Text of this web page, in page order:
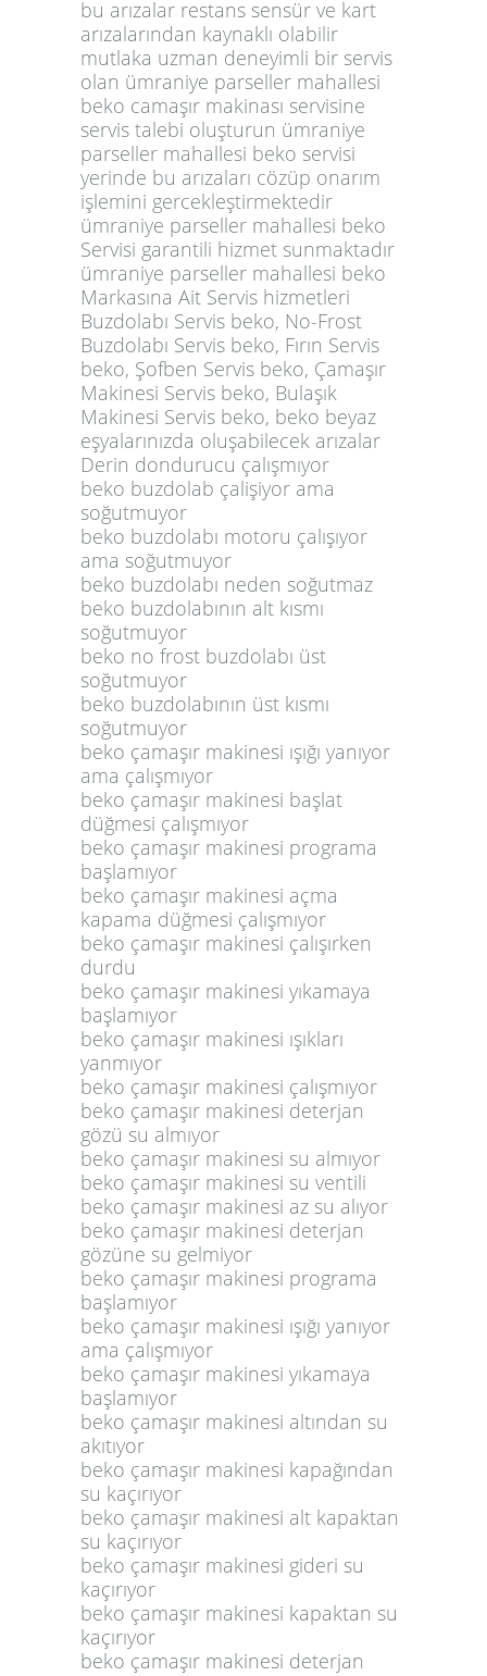
bu arızalar restans sensür ve kart
arızalarından kaynaklı olabilir
mutlaka uzman deneyimli bir servis
olan ümraniye parseller mahallesi
beko camaşır makinası servisine
servis talebi oluşturun ümraniye
parseller mahallesi beko servisi
yerinde bu arızaları cözüp onarım
işlemini gercekleştirmektedir
ümraniye parseller mahallesi beko
Servisi garantili hizmet sunmaktadır
ümraniye parseller mahallesi beko
Markasına Ait Servis hizmetleri
Buzdolabı Servis beko, No-Frost
Buzdolabı Servis beko, Fırın Servis
beko, Şofben Servis beko, Çamaşır
Makinesi Servis beko, Bulaşık
Makinesi Servis beko, beko beyaz
eşyalarınızda oluşabilecek arızalar
Derin dondurucu çalışmıyor
beko buzdolab çalişiyor ama
soğutmuyor
beko buzdolabı motoru çalışıyor
ama soğutmuyor
beko buzdolabı neden soğutmaz
beko buzdolabının alt kısmı
soğutmuyor
beko no frost buzdolabı üst
soğutmuyor
beko buzdolabının üst kısmı
soğutmuyor
beko çamaşır makinesi ışığı yanıyor
ama çalışmıyor
beko çamaşır makinesi başlat
düğmesi çalışmıyor
beko çamaşır makinesi programa
başlamıyor
beko çamaşır makinesi açma
kapama düğmesi çalışmıyor
beko çamaşır makinesi çalışırken
durdu
beko çamaşır makinesi yıkamaya
başlamıyor
beko çamaşır makinesi ışıkları
yanmıyor
beko çamaşır makinesi çalışmıyor
beko çamaşır makinesi deterjan
gözü su almıyor
beko çamaşır makinesi su almıyor
beko çamaşır makinesi su ventili
beko çamaşır makinesi az su alıyor
beko çamaşır makinesi deterjan
gözüne su gelmiyor
beko çamaşır makinesi programa
başlamıyor
beko çamaşır makinesi ışığı yanıyor
ama çalışmıyor
beko çamaşır makinesi yıkamaya
başlamıyor
beko çamaşır makinesi altından su
akıtıyor
beko çamaşır makinesi kapağından
su kaçırıyor
beko çamaşır makinesi alt kapaktan
su kaçırıyor
beko çamaşır makinesi gideri su
kaçırıyor
beko çamaşır makinesi kapaktan su
kaçırıyor
beko çamaşır makinesi deterjan